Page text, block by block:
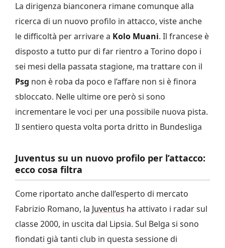
La dirigenza bianconera rimane comunque alla
ricerca di un nuovo profilo in attacco, viste anche
le difficoltà per arrivare a Kolo Muani. Il francese è
disposto a tutto pur di far rientro a Torino dopo i
sei mesi della passata stagione, ma trattare con il
Psg non è roba da poco e l’affare non si è finora
sbloccato. Nelle ultime ore però si sono
incrementare le voci per una possibile nuova pista.
Il sentiero questa volta porta dritto in Bundesliga
Juventus su un nuovo profilo per l’attacco:
ecco cosa filtra
Come riportato anche dall’esperto di mercato
Fabrizio Romano, la Juventus ha attivato i radar sul
classe 2000, in uscita dal Lipsia. Sul Belga si sono
fiondati già tanti club in questa sessione di